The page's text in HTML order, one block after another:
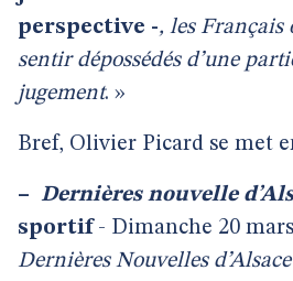
perspective -, les Français
sentir dépossédés d’une
jugement. »
Bref, Olivier Picard se met
– Dernières nouvelle
sportif- Dimanche 20 mars
Dernières Nouvelles d’Alsace